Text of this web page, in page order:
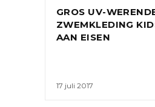
GROS UV-
ZWEMKLEDING
AAN EISEN
17 juli 2017